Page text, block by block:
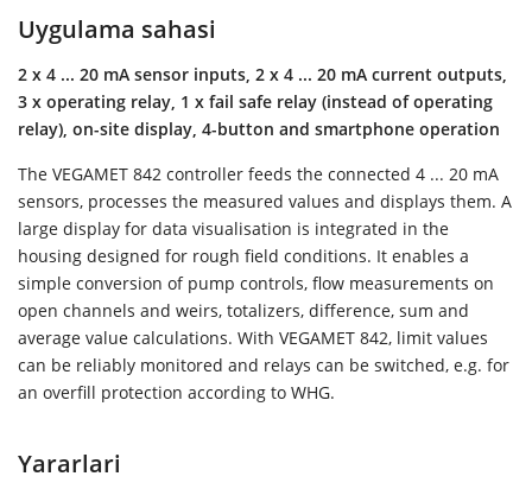
Uygulama sahasi
2 x 4 ... 20 mA sensor inputs, 2 x 4 ... 20 mA current outputs,
3 x operating relay, 1 x fail safe relay (instead of operating
relay), on-site display, 4-button and smartphone operation
The VEGAMET 842 controller feeds the connected 4 ... 20 mA
sensors, processes the measured values and displays them. A
large display for data visualisation is integrated in the
housing designed for rough field conditions. It enables a
simple conversion of pump controls, flow measurements on
open channels and weirs, totalizers, difference, sum and
average value calculations. With VEGAMET 842, limit values
can be reliably monitored and relays can be switched, e.g. for
an overfill protection according to WHG.
Yararlari